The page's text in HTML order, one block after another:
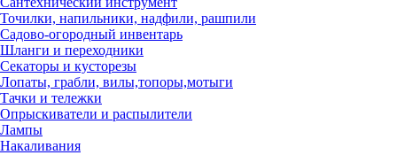
Точилки, напильники, надфили, рашпили
Садово-огородный инвентарь
Шланги и переходники
Секаторы и кусторезы
Лопаты, грабли, вилы,топоры,мотыги
Тачки и тележки
Опрыскиватели и распылители
Лампы
Накаливания